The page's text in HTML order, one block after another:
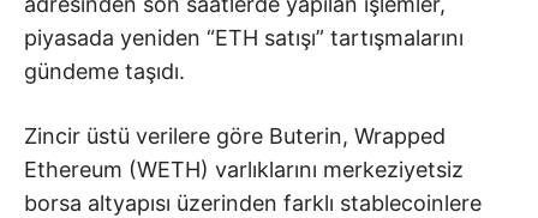
piyasada yeniden “ETH satışı” tartışmalarını
gündeme taşıdı.
Zincir üstü verilere göre Buterin, Wrapped
Ethereum (WETH) varlıklarını merkeziyetsiz
borsa altyapısı üzerinden farklı stablecoinlere